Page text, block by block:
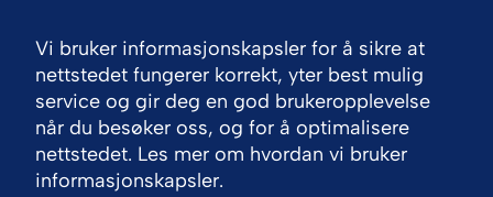
Vi bruker informasjonskapsler for å sikre at
nettstedet fungerer korrekt, yter best mulig
service og gir deg en god brukeropplevelse
når du besøker oss, og for å optimalisere
nettstedet. Les mer om hvordan vi bruker
informasjonskapsler.